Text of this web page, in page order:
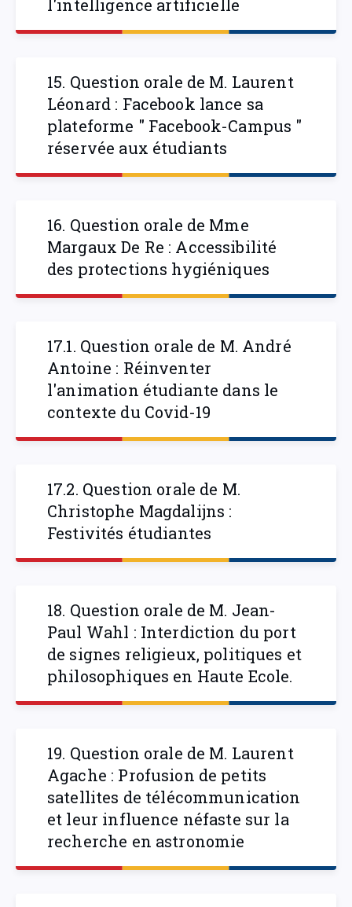
l'intelligence artificielle
15. Question orale de M. Laurent
Léonard : Facebook lance sa
plateforme " Facebook-Campus "
réservée aux étudiants
16. Question orale de Mme
Margaux De Re : Accessibilité
des protections hygiéniques
17.1. Question orale de M. André
Antoine : Réinventer
l'animation étudiante dans le
contexte du Covid-19
17.2. Question orale de M.
Christophe Magdalijns :
Festivités étudiantes
18. Question orale de M. Jean-
Paul Wahl : Interdiction du port
de signes religieux, politiques et
philosophiques en Haute Ecole.
19. Question orale de M. Laurent
Agache : Profusion de petits
satellites de télécommunication
et leur influence néfaste sur la
recherche en astronomie